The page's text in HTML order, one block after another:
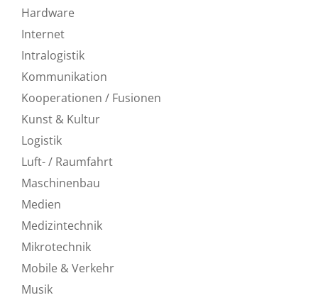
Hardware
Internet
Intralogistik
Kommunikation
Kooperationen / Fusionen
Kunst & Kultur
Logistik
Luft- / Raumfahrt
Maschinenbau
Medien
Medizintechnik
Mikrotechnik
Mobile & Verkehr
Musik